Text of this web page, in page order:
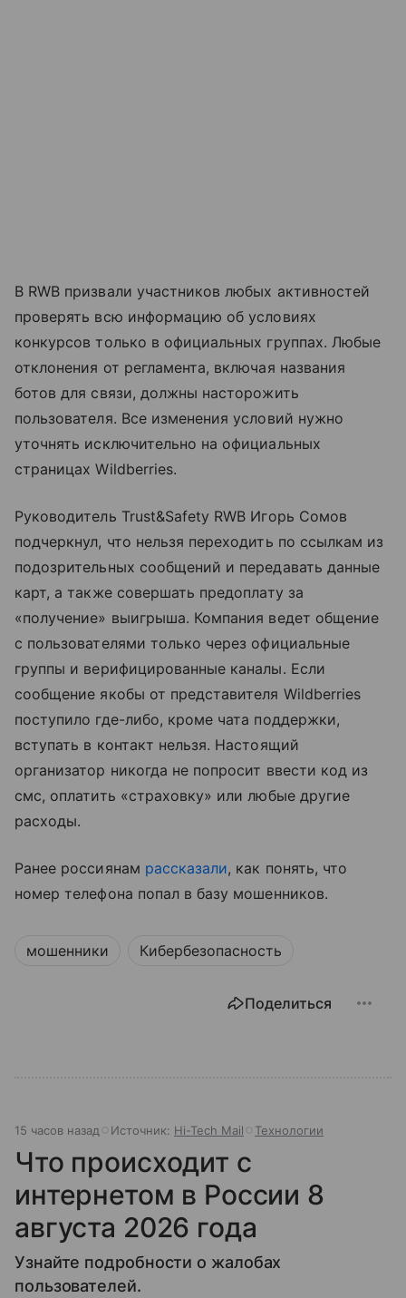
В RWB призвали участников любых активностей
проверять всю информацию об условиях
конкурсов только в официальных группах. Любые
отклонения от регламента, включая названия
ботов для связи, должны насторожить
пользователя. Все изменения условий нужно
уточнять исключительно на официальных
страницах Wildberries.
Руководитель Trust&Safety RWB Игорь Сомов
подчеркнул, что нельзя переходить по ссылкам из
подозрительных сообщений и передавать данные
карт, а также совершать предоплату за
«получение» выигрыша. Компания ведет общение
с пользователями только через официальные
группы и верифицированные каналы. Если
сообщение якобы от представителя Wildberries
поступило где-либо, кроме чата поддержки,
вступать в контакт нельзя. Настоящий
организатор никогда не попросит ввести код из
смс, оплатить «страховку» или любые другие
расходы.
Ранее россиянам рассказали, как понять, что
номер телефона попал в базу мошенников.
мошенники Кибербезопасность
Поделиться
15 часов назад Источник: Hi-Tech Mail Технологии
Что происходит с
интернетом в России 8
августа 2026 года
Узнайте подробности о жалобах
пользователей.